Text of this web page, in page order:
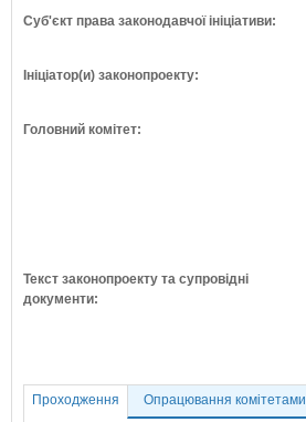
Суб'єкт права законодавчої ініціативи:
Ініціатор(и) законопроекту:
Головний комітет:
Текст законопроекту та супровідні
документи:
Проходження Опрацювання комітетами